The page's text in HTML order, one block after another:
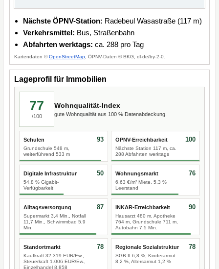
Nächste ÖPNV-Station: Radebeul Wasastraße (117 m)
Verkehrsmittel: Bus, Straßenbahn
Abfahrten werktags: ca. 288 pro Tag
Kartendaten ©OpenStreetMap , ÖPNV-Daten © BKG, dl-de/by-2-0.
Lageprofil für Immobilien
77
/100
Wohnqualität-Index
gute Wohnqualität aus 100 % Datenabdeckung.
Schulen
Grundschule 548 m,
weiterführend 533 m
93 ÖPNV-Erreichbarkeit
Nächste Station 117 m, ca.
288 Abfahrten werktags
100
Digitale Infrastruktur
54,8 % Gigabit-
Verfügbarkeit
50 Wohnungsmarkt
6,63 €/m² Miete, 5,3 %
Leerstand
76
Alltagsversorgung
Supermarkt 3,4 Min., Notfall
11,7 Min., Schwimmbad 5,9
Min.
87 INKAR-Erreichbarkeit
Hausarzt 480 m, Apotheke
764 m, Grundschule 711 m,
Autobahn 7,5 Min.
90
Standortmarkt
Kaufkraft 32.319 EUR/Ew.,
Steuerkraft 1.006 EUR/Ew.,
Einzelhandel 8.858
78 Regionale Sozialstruktur
SGB II 6,8 %, Kinderarmut
8,2 %, Altersarmut 1,2 %
78